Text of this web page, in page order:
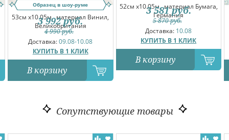
Образец в шоу-руме
53см x10.05м, материал Винил,
Великобритания
Доставка:09.08-10.08
КУПИТЬ В 1 КЛИК
4 990руб.
3 992 руб.
В корзину
52см x10.05м, материал Бумага,
Германия
Доставка: 10.08
КУПИТЬ В 1 КЛИК
5 870руб.
3 581 руб.
В корзину
Сопутствующие товары